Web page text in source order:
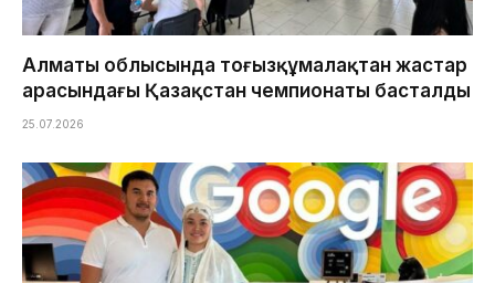
Алматы облысында тоғызқұмалақтан жастар
арасындағы Қазақстан чемпионаты басталды
25.07.2026